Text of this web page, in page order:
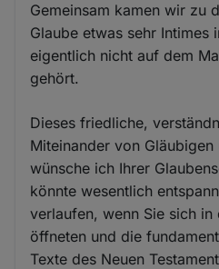
Gemeinsam kamen wir zu
Glaube etwas sehr Intimes
eigentlich nicht auf dem
gehört.
Dieses friedliche,
Miteinander von
wünsche ich Ihrer
könnte wesentlich
verlaufen, wenn Sie sich in
öffneten und die
Texte des Neuen